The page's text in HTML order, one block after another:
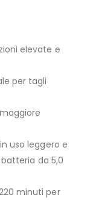
elevate e
per tagli
uso leggero e
da 5,0
minuti per